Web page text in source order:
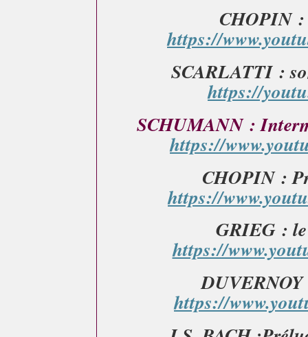
CHOPIN :
https://
SCARLATTI :
https://
SCHUMANN :
https://
CHOPIN :
https://
GRIEG :
https://
https://